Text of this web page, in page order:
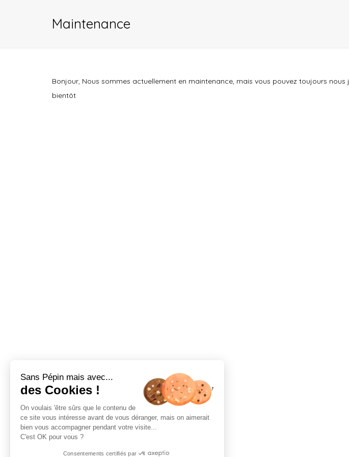
Maintenance
Bonjour, Nous sommes actuellement en maintenance, mais vous pouvez toujours
bientôt
Sans Pépin mais avec...
des Cookies !
On voulais 'être sûrs que le contenu de
ce site vous intéresse avant de vous déranger, mais on aimerait
bien vous accompagner pendant votre visite...
C'est OK pour vous ?
Consentements certifiés par